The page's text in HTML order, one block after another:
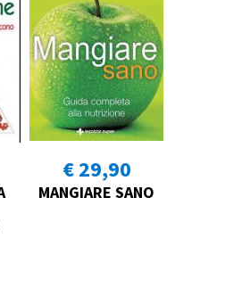
€ 29,90
MANGIARE SANO